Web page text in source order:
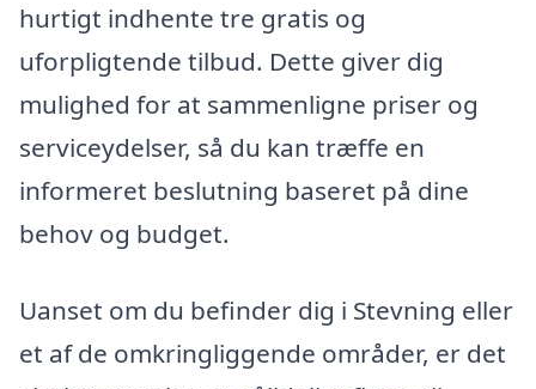
hurtigt indhente tre gratis og
uforpligtende tilbud. Dette giver dig
mulighed for at sammenligne priser og
serviceydelser, så du kan træffe en
informeret beslutning baseret på dine
behov og budget.
Uanset om du befinder dig i Stevning eller
et af de omkringliggende områder, er det